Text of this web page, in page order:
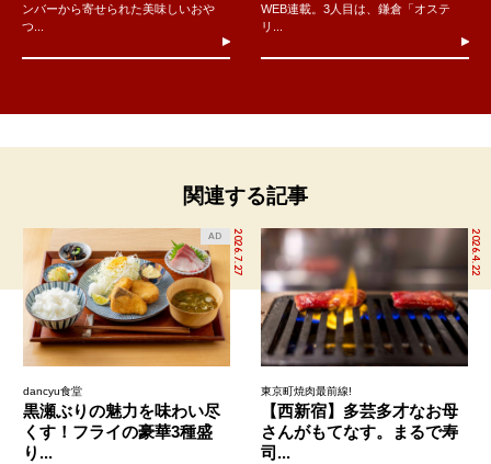
ンバーから寄せられた美味しいおや
つ...
WEB連載。3人目は、鎌倉「オステ
リ...
関連する記事
2026.7.27
AD
dancyu食堂
黒瀬ぶりの魅力を味わい尽
くす！フライの豪華3種盛
り...
2026.4.22
東京町焼肉最前線!
【西新宿】多芸多才なお母
さんがもてなす。まるで寿
司...